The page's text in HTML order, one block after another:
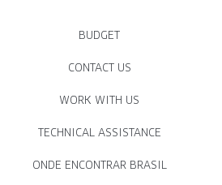
BUDGET
CONTACT US
WORK WITH US
TECHNICAL ASSISTANCE
ONDE ENCONTRAR BRASIL